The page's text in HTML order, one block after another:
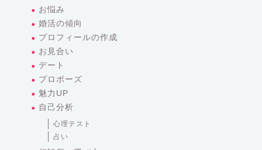
お悩み
婚活の傾向
プロフィールの作成
お見合い
デート
プロポーズ
魅力UP
自己分析
心理テスト
占い